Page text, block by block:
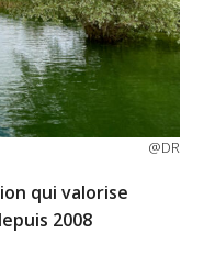
@DR
qui valorise
2008